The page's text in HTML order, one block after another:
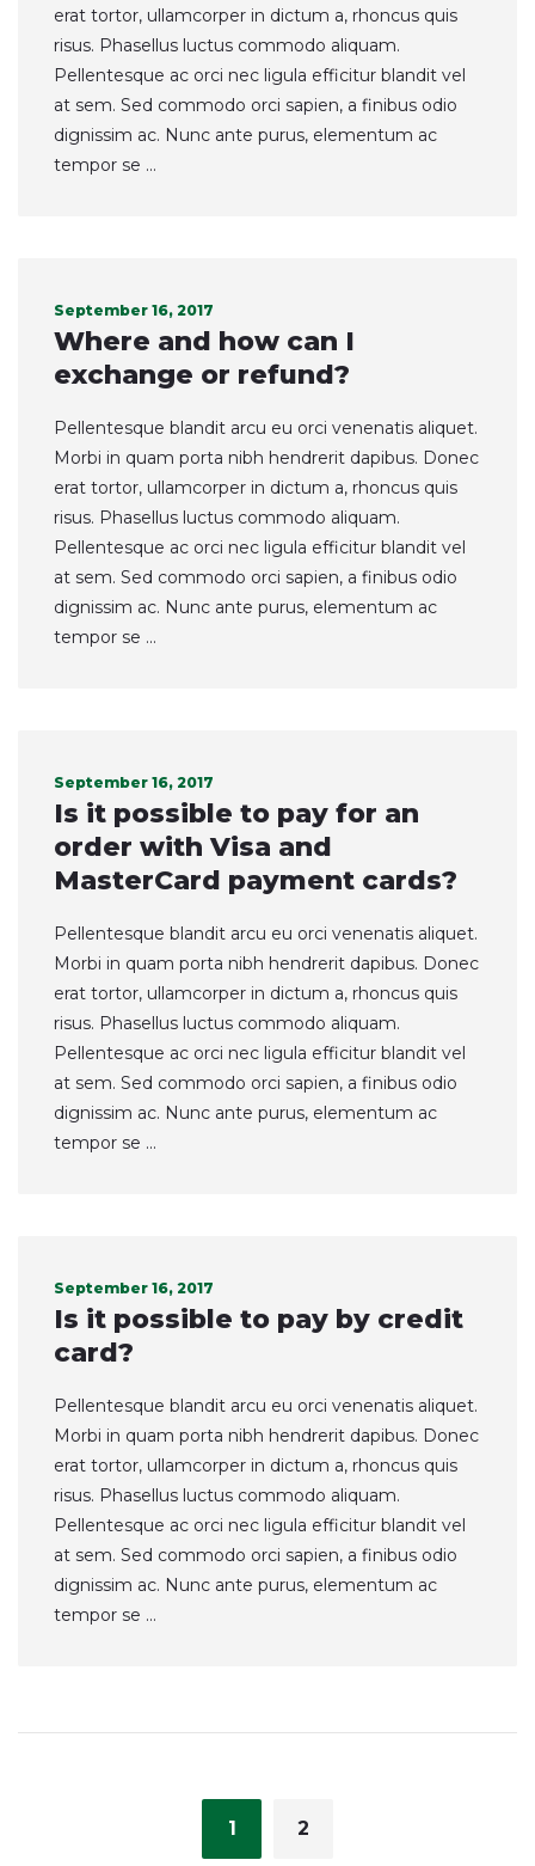
erat tortor, ullamcorper in dictum a, rhoncus quis
risus. Phasellus luctus commodo aliquam.
Pellentesque ac orci nec ligula efficitur blandit vel
at sem. Sed commodo orci sapien, a finibus odio
dignissim ac. Nunc ante purus, elementum ac
tempor se ...
September 16, 2017
Where and how can I
exchange or refund?
Pellentesque blandit arcu eu orci venenatis aliquet.
Morbi in quam porta nibh hendrerit dapibus. Donec
erat tortor, ullamcorper in dictum a, rhoncus quis
risus. Phasellus luctus commodo aliquam.
Pellentesque ac orci nec ligula efficitur blandit vel
at sem. Sed commodo orci sapien, a finibus odio
dignissim ac. Nunc ante purus, elementum ac
tempor se ...
September 16, 2017
Is it possible to pay for an
order with Visa and
MasterCard payment cards?
Pellentesque blandit arcu eu orci venenatis aliquet.
Morbi in quam porta nibh hendrerit dapibus. Donec
erat tortor, ullamcorper in dictum a, rhoncus quis
risus. Phasellus luctus commodo aliquam.
Pellentesque ac orci nec ligula efficitur blandit vel
at sem. Sed commodo orci sapien, a finibus odio
dignissim ac. Nunc ante purus, elementum ac
tempor se ...
September 16, 2017
Is it possible to pay by credit
card?
Pellentesque blandit arcu eu orci venenatis aliquet.
Morbi in quam porta nibh hendrerit dapibus. Donec
erat tortor, ullamcorper in dictum a, rhoncus quis
risus. Phasellus luctus commodo aliquam.
Pellentesque ac orci nec ligula efficitur blandit vel
at sem. Sed commodo orci sapien, a finibus odio
dignissim ac. Nunc ante purus, elementum ac
tempor se ...
navigation
1 2